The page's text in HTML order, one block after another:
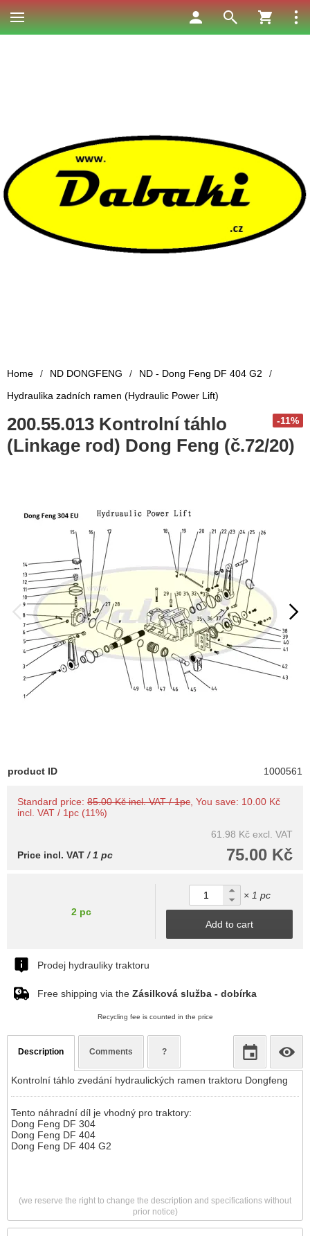
Home / ND DONGFENG / ND - Dong Feng DF 404 G2
/
Hydraulika zadních ramen (Hydraulic Power Lift)
-11%
200.55.013 Kontrolní táhlo
(Linkage rod) Dong Feng (č.72/20)
product ID 1000561
Standard price: 85.00 Kč incl. VAT / 1pc , You save: 10.00 Kč
incl. VAT / 1pc (11%)
61.98 Kč excl. VAT
75.00 Kč
Price incl. VAT / 1 pc
2 pc
× 1 pc
Add to cart
Prodej hydrauliky traktoru
Free shipping via the Zásilková služba - dobírka
Recycling fee is counted in the price
Description Comments ?
Kontrolní táhlo zvedání hydraulických ramen traktoru Dongfeng
Tento náhradní díl je vhodný pro traktory:
Dong Feng DF 304
Dong Feng DF 404
Dong Feng DF 404 G2
(we reserve the right to change the description and specifications without
prior notice)